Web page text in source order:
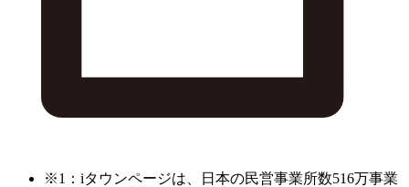
※1：iタウンページは、日本の民営事業所数516万事業